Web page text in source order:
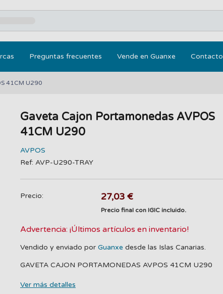
Preguntas frecuentes Vende en Guanxe Contacto
41CM U290
Gaveta Cajon Portamonedas AVPOS
41CM U290
AVPOS
Ref: AVP-U290-TRAY
Precio: 27,03 €
Precio final con IGIC incluido.
Advertencia: ¡Últimos artículos en inventario!
Vendido y enviado por Guanxe desde las Islas Canarias.
GAVETA CAJON PORTAMONEDAS AVPOS 41CM U290
Ver más detalles